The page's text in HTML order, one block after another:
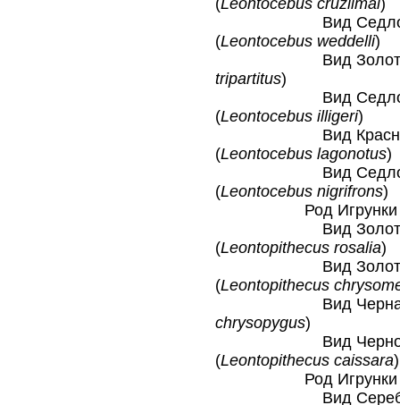
(Leontocebus cruzlimai)
Вид
(Leontocebus weddelli)
Вид
tripartitus)
Вид
(Leontocebus illigeri)
Вид
(Leontocebus lagonotus)
Вид
(Leontocebus nigrifrons)
Род Игрунки
Вид Золотистая
(Leontopithecus rosalia)
Вид
(Leontopithecus
Вид Черная
chrysopygus)
Вид Чернолицая
(Leontopithecus caissara)
Род Игрунки
Вид